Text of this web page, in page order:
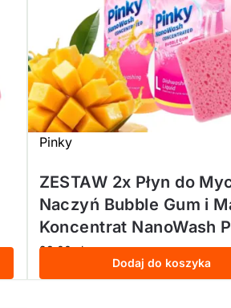
Pinky
ZESTAW 2x Płyn do
Naczyń Bubble Gum i
Koncentrat NanoWash
28,00zł
Dodaj do koszyka